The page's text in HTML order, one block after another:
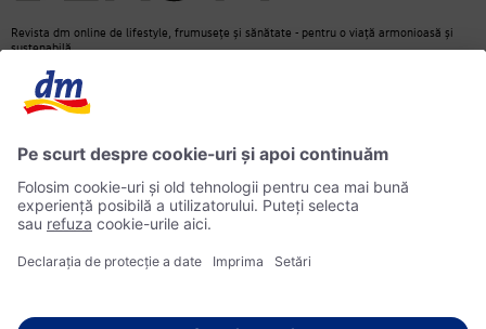
Revista dm online de lifestyle, frumusețe și sănătate - pentru o viață armonioasă și
sustenabilă.